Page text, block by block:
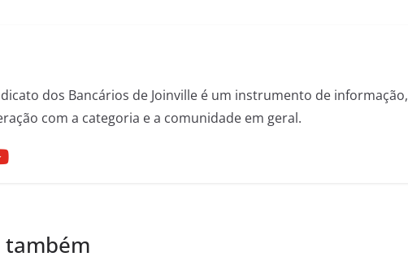
dos Bancários de Joinville é um instrumento de informação,
com a categoria e a comunidade em geral.
também